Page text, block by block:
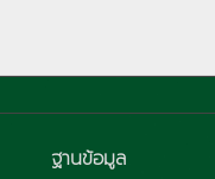
ฐานข้อมูล